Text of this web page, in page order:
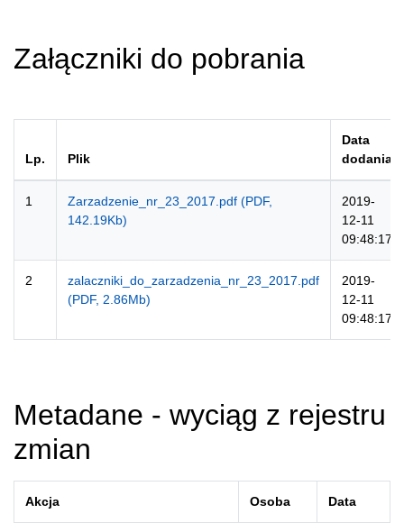
Załączniki do pobrania
Lp. Plik
Data
dodania
1
Zarzadzenie_nr_23_2017.pdf (PDF,
142.19Kb)
2019-
12-11
09:48:17
2
zalaczniki_do_zarzadzenia_nr_23_2017.pdf
(PDF, 2.86Mb)
2019-
12-11
09:48:17
Metadane - wyciąg z rejestru
zmian
Akcja Osoba Data